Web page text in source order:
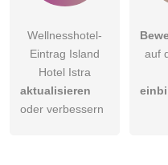
Wellnesshotel-
Eintrag Island
Hotel Istra
aktualisieren
oder verbessern
auf